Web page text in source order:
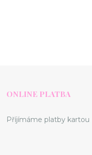
ONLINE PLATBA
Příjímáme platby kartou